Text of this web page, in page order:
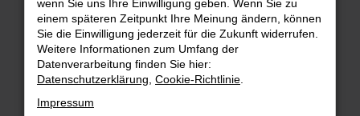
Frankfurt am Main
Höchst vorzeigbar: unsere Ford
Vorführwagen für Frankfurt am
Main
wenn Sie uns Ihre Einwilligung geben. Wenn Sie zu
einem späteren Zeitpunkt Ihre Meinung ändern, können
Sie die Einwilligung jederzeit für die Zukunft widerrufen.
Weitere Informationen zum Umfang der
Datenverarbeitung finden Sie hier:
Datenschutzerklärung Cookie-Richtlinie
Impressum